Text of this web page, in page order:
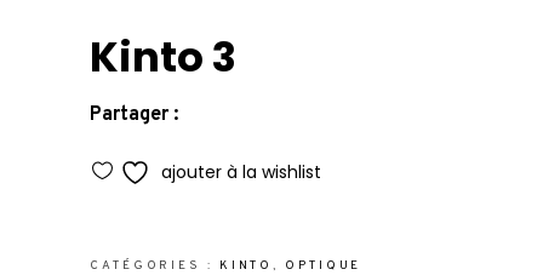
Kinto 3
Partager :
ajouter à la wishlist
CATÉGORIES : KINTO, OPTIQUE